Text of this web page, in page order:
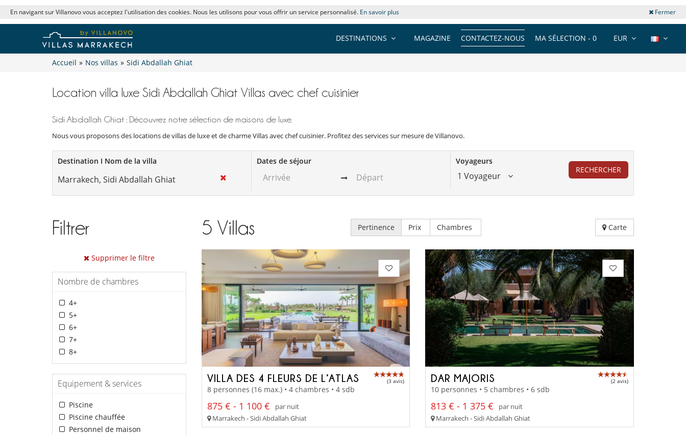
En navigant sur Villanovo vous acceptez l'utilisation des cookies. Nous les utilisons pour vous offrir un service personnalisé. En savoir plus Fermer
EUR
MA SÉLECTION - 0
CONTACTEZ-NOUS
MAGAZINE
DESTINATIONS
Accueil » Nos villas » Sidi Abdallah Ghiat
Location villa luxe Sidi Abdallah Ghiat Villas avec chef cuisinier
Sidi Abdallah Ghiat : Découvrez notre sélection de maisons de luxe.
Nous vous proposons des locations de villas de luxe et de charme Villas avec chef cuisinier. Profitez des services sur mesure de Villanovo.
Destination I Nom de la villa Dates de séjour Voyageurs
1 Voyageur
RECHERCHER
Filtrer
Supprimer le filtre
Nombre de chambres
4+
5+
6+
7+
8+
Equipement & services
Piscine
Piscine chauffée
Personnel de maison
5 Villas Pertinence Prix Chambres Carte
VILLA DES 4 FLEURS DE L’ATLAS (3 avis)
8 personnes (16 max.) • 4 chambres • 4 sdb
875 € - 1 100 €
par nuit
Marrakech - Sidi Abdallah Ghiat
DAR MAJORIS (2 avis)
10 personnes • 5 chambres • 6 sdb
813 € - 1 375 €
par nuit
Marrakech - Sidi Abdallah Ghiat